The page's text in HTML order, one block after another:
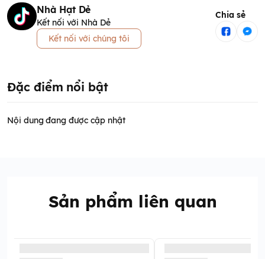
Nhà Hạt Dẻ
Kết nối với Nhà Dẻ
Kết nối với chúng tôi
Chia sẻ
Đặc điểm nổi bật
Nội dung đang được cập nhật
Sản phẩm liên quan